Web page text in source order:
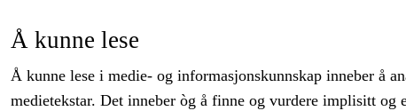
Å kunne lese
Å kunne lese i medie- og informasjonskunnskap inneber å
medietekstar. Det inneber òg å finne og vurdere implisitt og